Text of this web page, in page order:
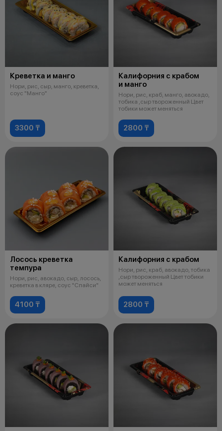
Креветка и манго
Нори, рис, сыр, манго, креветка,
соус "Манго"
3300 ₸
Калифорния с крабом
и манго
Нори, рис, краб, манго, авокадо,
тобика ,сыр твороженный Цвет
тобики может меняться
2800 ₸
Лосось креветка
темпура
Нори, рис, авокадо, сыр, лосось,
креветка в кляре, соус "Спайси"
4100 ₸
Калифорния с крабом
Нори, рис, краб, авокадо, тобика
,сыр твороженный Цвет тобики
может меняться
2800 ₸